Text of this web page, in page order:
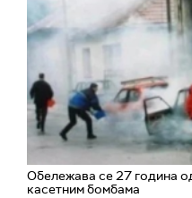
Обележава се 27 година
касетним бомбама